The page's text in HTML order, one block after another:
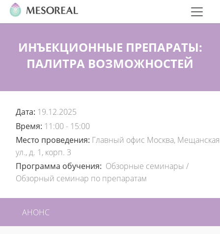
ИНЪЕКЦИОННЫЕ ПРЕПАРАТЫ:
ПАЛИТРА ВОЗМОЖНОСТЕЙ
Дата: 19.12.2025
Время: 11:00 - 15:00
Место проведения: Главный офис Москва, Мещанская
ул., д. 1, корп. 3
Программа обучения: Обзорные семинары /
Обзорный семинар по препаратам
АНОНС